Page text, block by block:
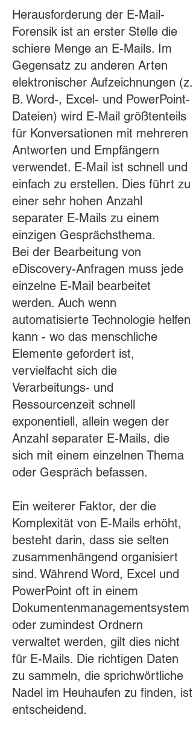
Herausforderung der E-Mail-
Forensik ist an erster Stelle die
schiere Menge an E-Mails. Im
Gegensatz zu anderen Arten
elektronischer Aufzeichnungen (z.
B. Word-, Excel- und PowerPoint-
Dateien) wird E-Mail größtenteils
für Konversationen mit mehreren
Antworten und Empfängern
verwendet. E-Mail ist schnell und
einfach zu erstellen. Dies führt zu
einer sehr hohen Anzahl
separater E-Mails zu einem
einzigen Gesprächsthema.
Bei der Bearbeitung von
eDiscovery-Anfragen muss jede
einzelne E-Mail bearbeitet
werden. Auch wenn
automatisierte Technologie helfen
kann - wo das menschliche
Elemente gefordert ist,
vervielfacht sich die
Verarbeitungs- und
Ressourcenzeit schnell
exponentiell, allein wegen der
Anzahl separater E-Mails, die
sich mit einem einzelnen Thema
oder Gespräch befassen.
Ein weiterer Faktor, der die
Komplexität von E-Mails erhöht,
besteht darin, dass sie selten
zusammenhängend organisiert
sind. Während Word, Excel und
PowerPoint oft in einem
Dokumentenmanagementsystem
oder zumindest Ordnern
verwaltet werden, gilt dies nicht
für E-Mails. Die richtigen Daten
zu sammeln, die sprichwörtliche
Nadel im Heuhaufen zu finden, ist
entscheidend.